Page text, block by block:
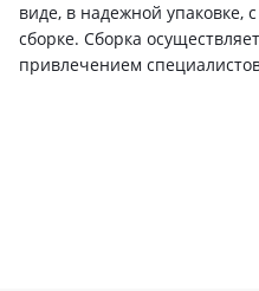
виде, в надежной упаковке,
сборке. Сборка
привлечением